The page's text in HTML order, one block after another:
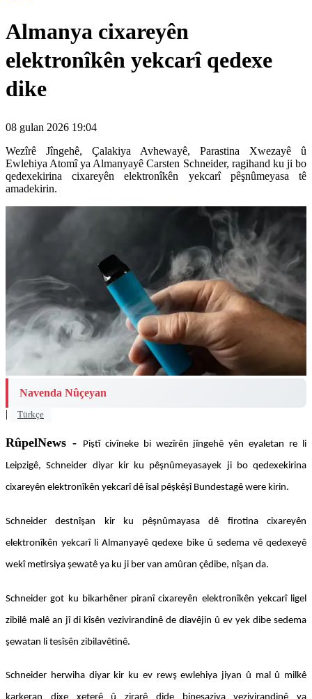
Almanya cixareyên
elektronîkên yekcarî qedexe
dike
08 gulan 2026 19:04
Wezîrê Jîngehê, Çalakiya Avhewayê, Parastina Xwezayê û
Ewlehiya Atomî ya Almanyayê Carsten Schneider, ragihand ku ji bo
qedexekirina cixareyên elektronîkên yekcarî pêşnûmeyasa tê
amadekirin.
Navenda Nûçeyan
|
Türkçe
RûpelNews - Piştî civîneke bi wezîrên jîngehê yên eyaletan re li
Leipzigê, Schneider diyar kir ku pêşnûmeyasayek ji bo qedexekirina
cixareyên elektronîkên yekcarî dê îsal pêşkêşî Bundestagê were kirin.
Schneider destnîşan kir ku pêşnûmayasa dê firotina cixareyên
elektronîkên yekcarî li Almanyayê qedexe bike û sedema vê qedexeyê
wekî metirsiya şewatê ya ku ji ber van amûran çêdibe, nîşan da.
Schneider got ku bikarhêner piranî cixareyên elektronîkên yekcarî ligel
zibilê malê an jî di kîsên vezivirandinê de diavêjin û ev yek dibe sedema
şewatan li tesîsên zibilavêtinê.
Schneider herwiha diyar kir ku ev rewş ewlehiya jiyan û mal û milkê